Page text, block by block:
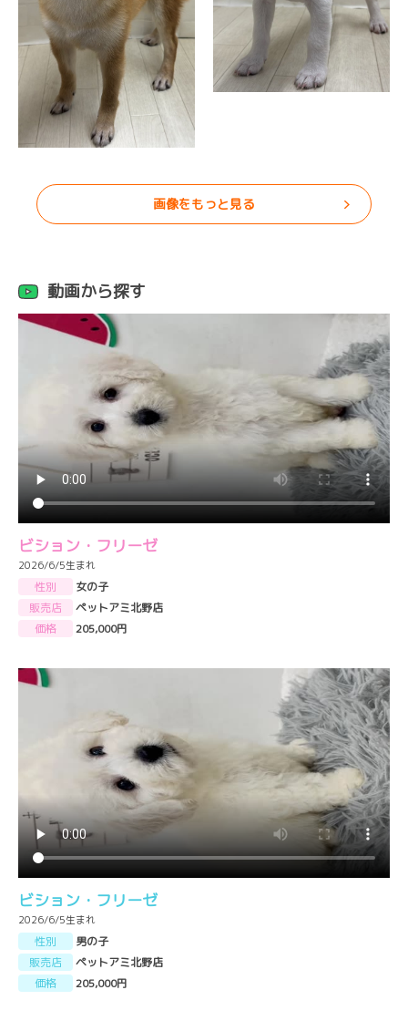
画像をもっと見る
動画から探す
ビション・フリーゼ
2026/6/5生まれ
性別
女の子
販売店
ペットアミ北野店
価格
205,000円
ビション・フリーゼ
2026/6/5生まれ
性別
男の子
販売店
ペットアミ北野店
価格
205,000円